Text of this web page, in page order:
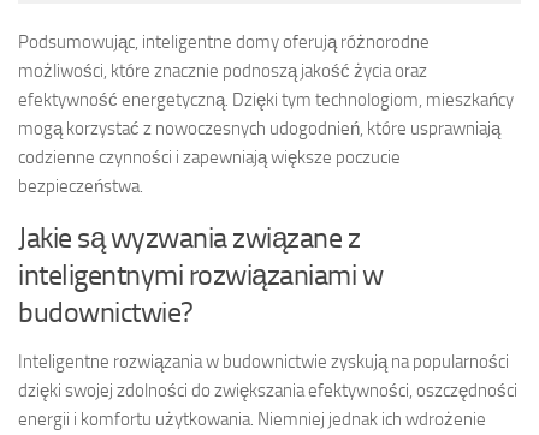
Podsumowując, inteligentne domy oferują różnorodne
możliwości, które znacznie podnoszą jakość życia oraz
efektywność energetyczną. Dzięki tym technologiom, mieszkańcy
mogą korzystać z nowoczesnych udogodnień, które usprawniają
codzienne czynności i zapewniają większe poczucie
bezpieczeństwa.
Jakie są wyzwania związane z
inteligentnymi rozwiązaniami w
budownictwie?
Inteligentne rozwiązania w budownictwie zyskują na popularności
dzięki swojej zdolności do zwiększania efektywności, oszczędności
energii i komfortu użytkowania. Niemniej jednak ich wdrożenie